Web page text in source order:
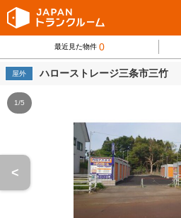
最近見た物件 0
屋外 ハローストレージ三条市三竹
1/5
<